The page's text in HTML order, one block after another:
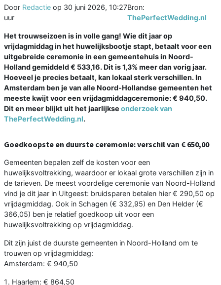
Door Redactie op 30 juni 2026, 10:27
uur
Bron:
ThePerfectWedding.nl
Het trouwseizoen is in volle gang! Wie dit jaar op
vrijdagmiddag in het huwelijksbootje stapt, betaalt voor een
uitgebreide ceremonie in een gemeentehuis in Noord-
Holland gemiddeld € 533,16. Dit is 1,3% meer dan vorig jaar.
Hoeveel je precies betaalt, kan lokaal sterk verschillen. In
Amsterdam ben je van alle Noord-Hollandse gemeenten het
meeste kwijt voor een vrijdagmiddagceremonie: € 940,50.
Dit en meer blijkt uit het jaarlijkse onderzoek van
ThePerfectWedding.nl.
Goedkoopste en duurste ceremonie: verschil van € 650,00
Gemeenten bepalen zelf de kosten voor een
huwelijksvoltrekking, waardoor er lokaal grote verschillen zijn in
de tarieven. De meest voordelige ceremonie van Noord-Holland
vind je dit jaar in Uitgeest: bruidsparen betalen hier € 290,50 op
vrijdagmiddag. Ook in Schagen (€ 332,95) en Den Helder (€
366,05) ben je relatief goedkoop uit voor een
huwelijksvoltrekking op vrijdagmiddag.
Dit zijn juist de duurste gemeenten in Noord-Holland om te
trouwen op vrijdagmiddag:
Amsterdam: € 940,50
Haarlem: € 864,50